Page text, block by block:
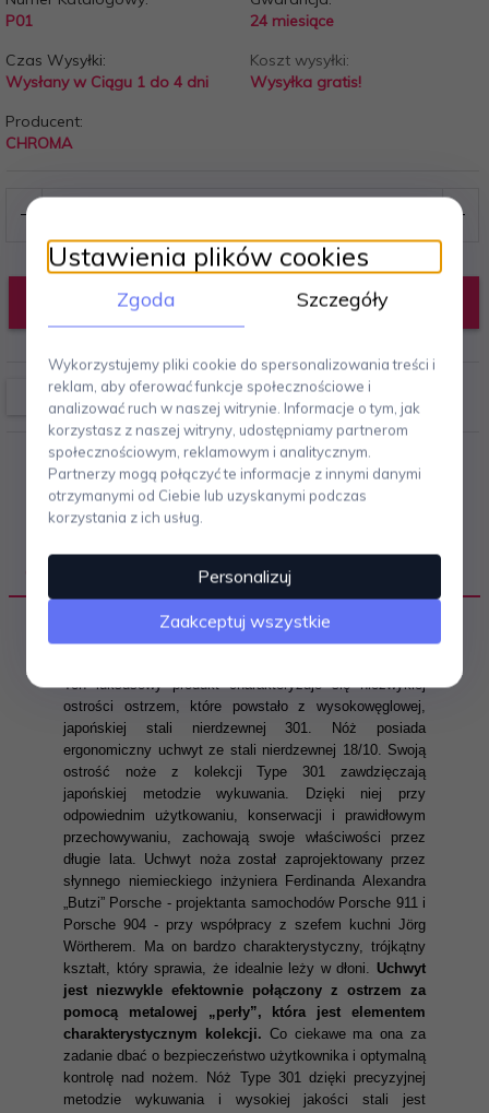
P01
24 miesiące
Czas Wysyłki:
Wysłany w Ciągu 1 do 4 dni
Koszt wysyłki:
Wysyłka gratis!
Producent:
CHROMA
DODAJ DO KOSZYKA
Nóż z kolekcji Type 301 japońskiej marki Chroma
Ten luksusowy produkt charakteryzuje się niezwykłej
ostrości ostrzem, które powstało z wysokowęglowej,
japońskiej stali nierdzewnej 301. Nóż posiada
ergonomiczny uchwyt ze stali nierdzewnej 18/10. Swoją
ostrość noże z kolekcji Type 301 zawdzięczają
japońskiej metodzie wykuwania. Dzięki niej przy
odpowiednim użytkowaniu, konserwacji i prawidłowym
przechowywaniu, zachowają swoje właściwości przez
długie lata. Uchwyt noża został zaprojektowany przez
słynnego niemieckiego inżyniera Ferdinanda Alexandra
„Butzi” Porsche - projektanta samochodów Porsche 911 i
Porsche 904 - przy współpracy z szefem kuchni Jörg
Wörtherem. Ma on bardzo charakterystyczny, trójkątny
kształt, który sprawia, że idealnie leży w dłoni. Uchwyt
jest niezwykle efektownie połączony z ostrzem za
pomocą metalowej „perły”, która jest elementem
charakterystycznym kolekcji. Co ciekawe ma ona za
zadanie dbać o bezpieczeństwo użytkownika i optymalną
kontrolę nad nożem. Nóż Type 301 dzięki precyzyjnej
metodzie wykuwania i wysokiej jakości stali jest
Ustawienia plików cookies
Zgoda Szczegóły
Wykorzystujemy pliki cookie do spersonalizowania treści i
reklam, aby oferować funkcje społecznościowe i
analizować ruch w naszej witrynie. Informacje o tym, jak
korzystasz z naszej witryny, udostępniamy partnerom
społecznościowym, reklamowym i analitycznym.
Partnerzy mogą połączyć te informacje z innymi danymi
otrzymanymi od Ciebie lub uzyskanymi podczas
korzystania z ich usług.
Personalizuj
Zaakceptuj wszystkie